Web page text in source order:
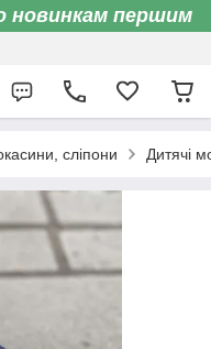
новинкам першим
сліпони Дитячі